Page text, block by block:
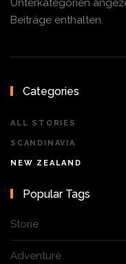
Unterkategorien
Beiträge enthalten.
Categories
ALL STORIES
SCANDINAVIA
NEW ZEALAND
Popular Tags
Storie
Adventure